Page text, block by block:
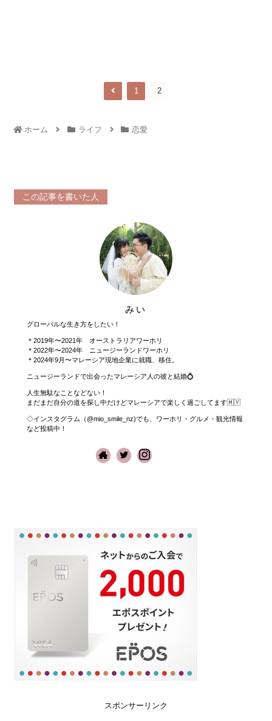
1 2
ホーム ライフ 恋愛
この記事を書いた人
みい
グローバルな生き方をしたい！
＊2019年〜2021年 オーストラリアワーホリ
＊2022年〜2024年 ニュージーランドワーホリ
＊2024年9月〜マレーシア現地企業に就職、移住。
ニュージーランドで出会ったマレーシア人の彼と結婚💍
人生無駄なことなどない！
まだまだ自分の道を探し中だけどマレーシアで楽しく過ごしてます🇲🇾
◇インスタグラム（@mio_smile_nz)でも、ワーホリ・グルメ・観光情報
など投稿中！
スポンサーリンク